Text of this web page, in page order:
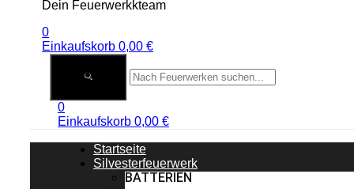
Dein Feuerwerkkteam
0
Einkaufskorb 0,00 €
0
Einkaufskorb 0,00 €
Startseite
Silvesterfeuerwerk
BATTERIEN